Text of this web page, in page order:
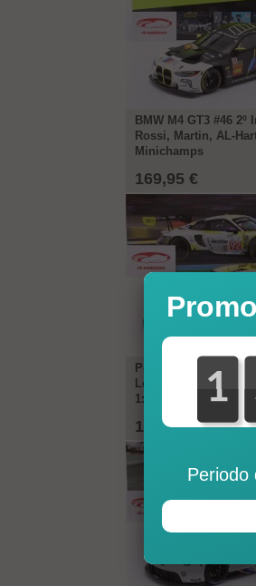
BMW M4 GT3 #46 2º
Rossi, Martin, AL-
Minichamps
169,95 €
Porsche 911 GT3 R
LeMans 2024
1:18 Minichamps
159,95 €
0
1
1
Periodo